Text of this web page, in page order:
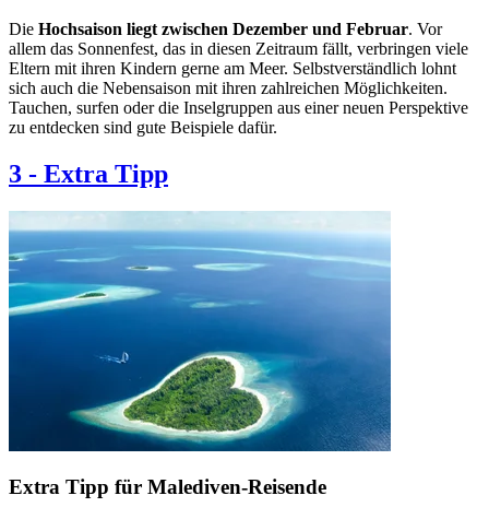
Die Hochsaison liegt zwischen Dezember und Februar. Vor
allem das Sonnenfest, das in diesen Zeitraum fällt, verbringen viele
Eltern mit ihren Kindern gerne am Meer. Selbstverständlich lohnt
sich auch die Nebensaison mit ihren zahlreichen Möglichkeiten.
Tauchen, surfen oder die Inselgruppen aus einer neuen Perspektive
zu entdecken sind gute Beispiele dafür.
3 - Extra Tipp
Extra Tipp für Malediven-Reisende